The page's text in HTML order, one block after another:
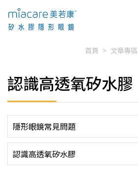
首頁 文章專區
認識高透氧矽水膠
隱形眼鏡常見問題
認識高透氧矽水膠